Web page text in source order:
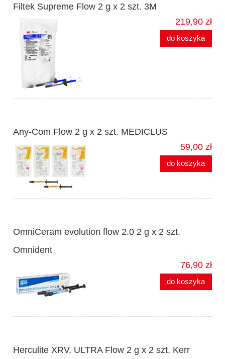
Filtek Supreme Flow 2 g x 2 szt. 3M
219,90 zł
do koszyka
Any-Com Flow 2 g x 2 szt. MEDICLUS
59,00 zł
do koszyka
OmniCeram evolution flow 2.0 2 g x 2 szt.
Omnident
76,90 zł
do koszyka
Herculite XRV. ULTRA Flow 2 g x 2 szt. Kerr